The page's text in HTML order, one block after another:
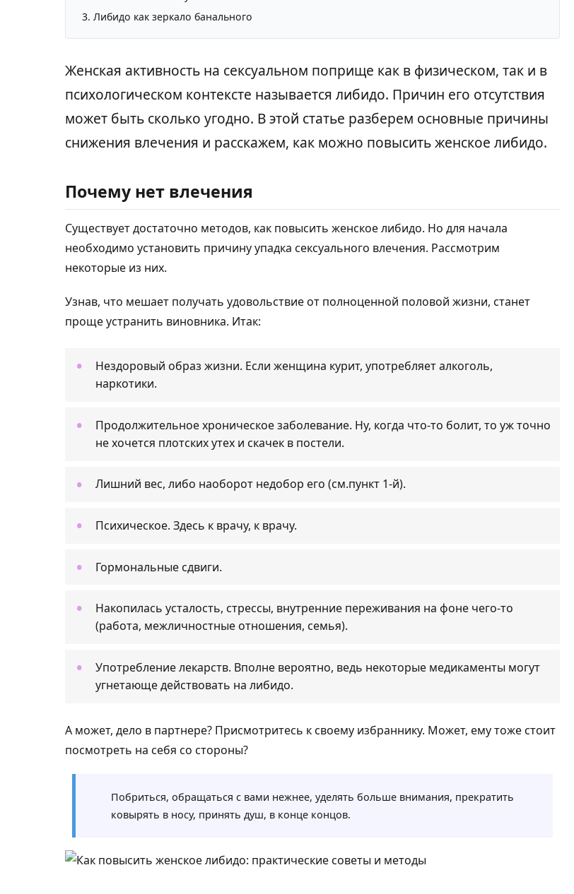
Либидо как зеркало банального
Женская активность на сексуальном поприще как в физическом, так и в
психологическом контексте называется либидо. Причин его отсутствия
может быть сколько угодно. В этой статье разберем основные причины
снижения влечения и расскажем, как можно повысить женское либидо.
Почему нет влечения
Существует достаточно методов, как повысить женское либидо. Но для начала
необходимо установить причину упадка сексуального влечения. Рассмотрим
некоторые из них.
Узнав, что мешает получать удовольствие от полноценной половой жизни, станет
проще устранить виновника. Итак:
Нездоровый образ жизни. Если женщина курит, употребляет алкоголь,
наркотики.
Продолжительное хроническое заболевание. Ну, когда что-то болит, то уж точно
не хочется плотских утех и скачек в постели.
Лишний вес, либо наоборот недобор его (см.пункт 1-й).
Психическое. Здесь к врачу, к врачу.
Гормональные сдвиги.
Накопилась усталость, стрессы, внутренние переживания на фоне чего-то
(работа, межличностные отношения, семья).
Употребление лекарств. Вполне вероятно, ведь некоторые медикаменты могут
угнетающе действовать на либидо.
А может, дело в партнере? Присмотритесь к своему избраннику. Может, ему тоже стоит
посмотреть на себя со стороны?
Побриться, обращаться с вами нежнее, уделять больше внимания, прекратить
ковырять в носу, принять душ, в конце концов.